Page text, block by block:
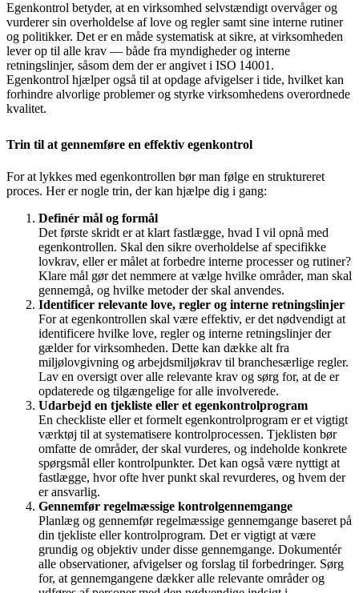
Egenkontrol betyder, at en virksomhed selvstændigt overvåger og
vurderer sin overholdelse af love og regler samt sine interne rutiner
og politikker. Det er en måde systematisk at sikre, at virksomheden
lever op til alle krav — både fra myndigheder og interne
retningslinjer, såsom dem der er angivet i ISO 14001.
Egenkontrol hjælper også til at opdage afvigelser i tide, hvilket kan
forhindre alvorlige problemer og styrke virksomhedens overordnede
kvalitet.
Trin til at gennemføre en effektiv egenkontrol
For at lykkes med egenkontrollen bør man følge en struktureret
proces. Her er nogle trin, der kan hjælpe dig i gang:
Definér mål og formål
Det første skridt er at klart fastlægge, hvad I vil opnå med
egenkontrollen. Skal den sikre overholdelse af specifikke
lovkrav, eller er målet at forbedre interne processer og rutiner?
Klare mål gør det nemmere at vælge hvilke områder, man skal
gennemgå, og hvilke metoder der skal anvendes.
Identificer relevante love, regler og interne retningslinjer
For at egenkontrollen skal være effektiv, er det nødvendigt at
identificere hvilke love, regler og interne retningslinjer der
gælder for virksomheden. Dette kan dække alt fra
miljølovgivning og arbejdsmiljøkrav til branche­særlige regler.
Lav en oversigt over alle relevante krav og sørg for, at de er
opdaterede og tilgængelige for alle involverede.
Udarbejd en tjekliste eller et egenkontrolprogram
En checkliste eller et formelt egenkontrolprogram er et vigtigt
værktøj til at systematisere kontrolprocessen. Tjeklisten bør
omfatte de områder, der skal vurderes, og indeholde konkrete
spørgsmål eller kontrolpunkter. Det kan også være nyttigt at
fastlægge, hvor ofte hver punkt skal revurderes, og hvem der
er ansvarlig.
Gennemfør regelmæssige kontrolgennemgange
Planlæg og gennemfør regelmæssige gennemgange baseret på
din tjekliste eller kontrolprogram. Det er vigtigt at være
grundig og objektiv under disse gennemgange. Dokumentér
alle observationer, afvigelser og forslag til forbedringer. Sørg
for, at gennemgangene dækker alle relevante områder og